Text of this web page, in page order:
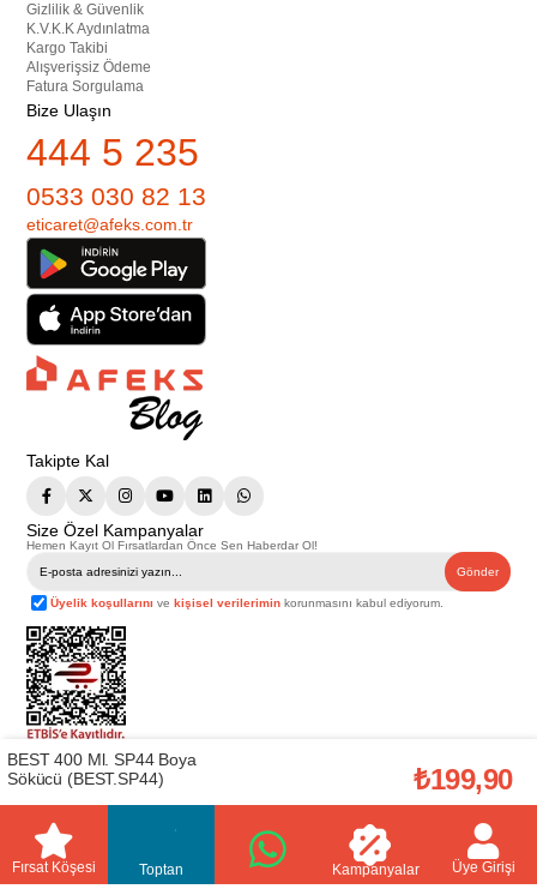
Gizlilik & Güvenlik
K.V.K.K Aydınlatma
Kargo Takibi
Alışverişsiz Ödeme
Fatura Sorgulama
Bize Ulaşın
444 5 235
0533 030 82 13
eticaret@afeks.com.tr
Takipte Kal
Size Özel Kampanyalar
Hemen Kayıt Ol Fırsatlardan Önce Sen Haberdar Ol!
Gönder
Üyelik koşullarını vekişisel verilerimin korunmasını kabul ediyorum.
Telif Hakkı © 2026
. Tüm hakları saklıdır.
Bu web sitesindeki tüm ürünler ticari amaçlıdır. Web sitemizde yer alan
görsel ve yazılı içerikler firmamıza ait olup, firmamızın yazılı izni alınmadan
başka yerlerde kullanılamaz. İçeriklerin izin alınmadan kopyalanması ve
kullanılması 5846 sayılı Fikir ve Sanat Eserleri Yasasına göre suçtur.
Fırsat Köşesi Toptan Kampanyalar Üye Girişi
BEST 400 Ml. SP44 Boya
Sökücü (BEST.SP44)
₺199,90